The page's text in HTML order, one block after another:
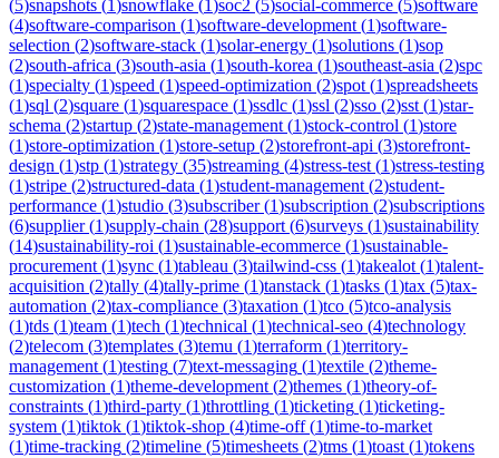
(5)snapshots (1)snowflake (1)soc2 (5)social-commerce (5)software
(4)software-comparison (1)software-development (1)software-
selection (2)software-stack (1)solar-energy (1)solutions (1)sop
(2)south-africa (3)south-asia (1)south-korea (1)southeast-asia (2)spc
(1)specialty (1)speed (1)speed-optimization (2)spot (1)spreadsheets
(1)sql (2)square (1)squarespace (1)ssdlc (1)ssl (2)sso (2)sst (1)star-
schema (2)startup (2)state-management (1)stock-control (1)store
(1)store-optimization (1)store-setup (2)storefront-api (3)storefront-
design (1)stp (1)strategy (35)streaming (4)stress-test (1)stress-testing
(1)stripe (2)structured-data (1)student-management (2)student-
performance (1)studio (3)subscriber(1)subscription (2)subscriptions
(6)supplier(1)supply-chain (28)support (6)surveys (1)sustainability
(14)sustainability-roi (1)sustainable-ecommerce (1)sustainable-
procurement (1)sync (1)tableau (3)tailwind-css (1)takealot (1)talent-
acquisition (2)tally (4)tally-prime (1)tanstack (1)tasks (1)tax (5)tax-
automation (2)tax-compliance (3)taxation (1)tco (5)tco-analysis
(1)tds (1)team (1)tech (1)technical (1)technical-seo (4)technology
(2)telecom (3)templates (3)temu (1)terraform (1)territory-
management (1)testing (7)text-messaging (1)textile (2)theme-
customization (1)theme-development (2)themes (1)theory-of-
constraints (1)third-party (1)throttling (1)ticketing (1)ticketing-
system (1)tiktok (1)tiktok-shop (4)time-off(1)time-to-market
(1)time-tracking (2)timeline (5)timesheets (2)tms (1)toast (1)tokens